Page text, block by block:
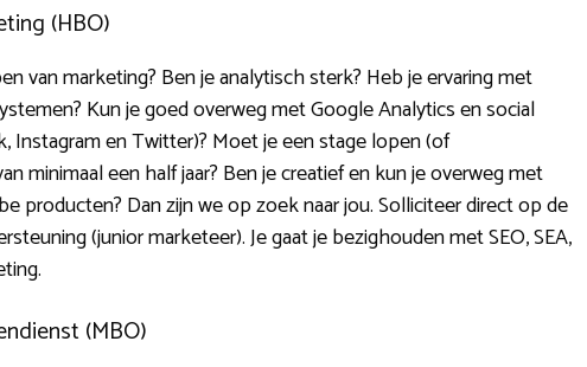
(HBO)
van marketing? Ben je analytisch sterk? Heb je ervaring met
Kun je goed overweg met Google Analytics en social
Instagram en Twitter)? Moet je een stage lopen (of
minimaal een half jaar? Ben je creatief en kun je overweg met
producten? Dan zijn we op zoek naar jou. Solliciteer direct op de
(junior marketeer). Je gaat je bezighouden met SEO, SEA,
(MBO)